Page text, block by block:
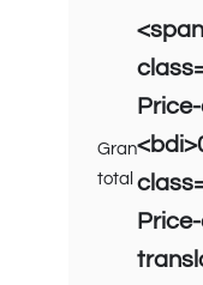
Gran
total
<span